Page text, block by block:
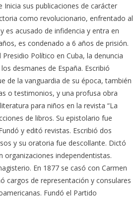
Inicia sus publicaciones de carácter
como revolucionario, enfrentado al
es acusado de infidencia y entra en
es condenado a 6 años de prisión.
Presidio Político en Cuba, la denuncia
desmanes de España. Escribió
de la vanguardia de su época, también
o testimonios, y una profusa obra
para niños en la revista “La
de libros. Su epistolario fue
y editó revistas. Escribió dos
y su oratoria fue descollante. Dictó
organizaciones independentistas.
En 1877 se casó con Carmen
cargos de representación y consulares
Fundó el Partido